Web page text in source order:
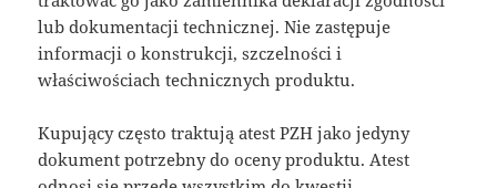
lub dokumentacji technicznej. Nie zastępuje
informacji o konstrukcji, szczelności i
właściwościach technicznych produktu.
Kupujący często traktują atest PZH jako jedyny
dokument potrzebny do oceny produktu. Atest